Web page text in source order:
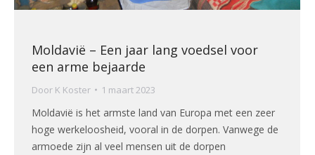
Moldavië – Een jaar lang voedsel voor
een arme bejaarde
Door K Koster 1 maart 2023
Moldavië is het armste land van Europa met een zeer
hoge werkeloosheid, vooral in de dorpen. Vanwege de
armoede zijn al veel mensen uit de dorpen